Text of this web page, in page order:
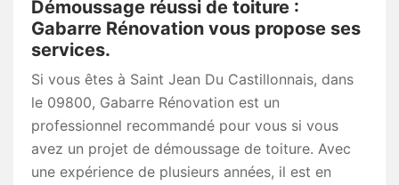
Démoussage réussi de toiture :
Gabarre Rénovation vous propose ses
services.
Si vous êtes à Saint Jean Du Castillonnais, dans
le 09800, Gabarre Rénovation est un
professionnel recommandé pour vous si vous
avez un projet de démoussage de toiture. Avec
une expérience de plusieurs années, il est en